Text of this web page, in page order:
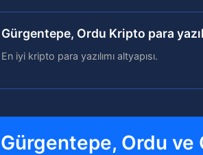
Gürgentepe, Ordu Kripto para
En iyi kripto para yazılımı altyapısı.
Gürgentepe, Ordu